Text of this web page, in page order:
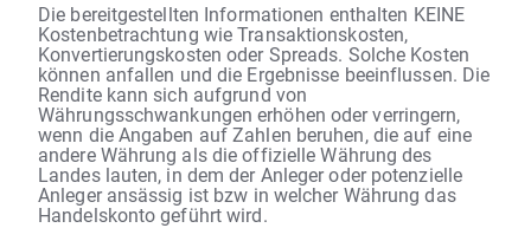
Die bereitgestellten Informationen enthalten KEINE
Kostenbetrachtung wie Transaktionskosten,
Konvertierungskosten oder Spreads. Solche Kosten
können anfallen und die Ergebnisse beeinflussen. Die
Rendite kann sich aufgrund von
Währungsschwankungen erhöhen oder verringern,
wenn die Angaben auf Zahlen beruhen, die auf eine
andere Währung als die offizielle Währung des
Landes lauten, in dem der Anleger oder potenzielle
Anleger ansässig ist bzw in welcher Währung das
Handelskonto geführt wird.